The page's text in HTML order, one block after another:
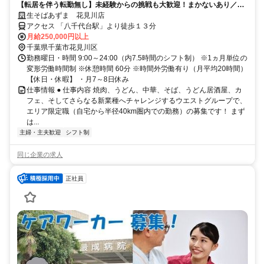
【転居を伴う転勤無し】未経験からの挑戦も大歓迎！まかないあり／お
休みもしっかりとれます◎
生そばあずま 花見川店
アクセス 「八千代台駅」より徒歩１３分
月給250,000円以上
千葉県千葉市花見川区
勤務曜日・時間 9:00～24:00（内7.5時間のシフト制） ※1ヵ月単位の
変形労働時間制 ※休憩時間 60分 ※時間外労働有り（月平均20時間）
【休日・休暇】 ・月7～8日休み
仕事情報 ● 仕事内容 焼肉、うどん、中華、そば、うどん居酒屋、カ
フェ、そしてさらなる新業種へチャレンジするウエストグループで、
エリア限定職（自宅から半径40km圏内での勤務）の募集です！ まず
は...
主婦・主夫歓迎 シフト制
同じ企業の求人
正社員